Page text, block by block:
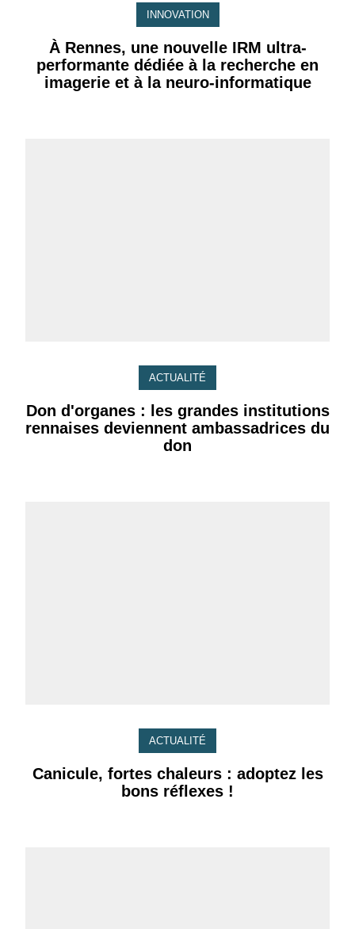
INNOVATION
À Rennes, une nouvelle IRM ultra-
performante dédiée à la recherche en
imagerie et à la neuro-informatique
ACTUALITÉ
Don d'organes : les grandes institutions
rennaises deviennent ambassadrices du
don
ACTUALITÉ
Canicule, fortes chaleurs : adoptez les
bons réflexes !